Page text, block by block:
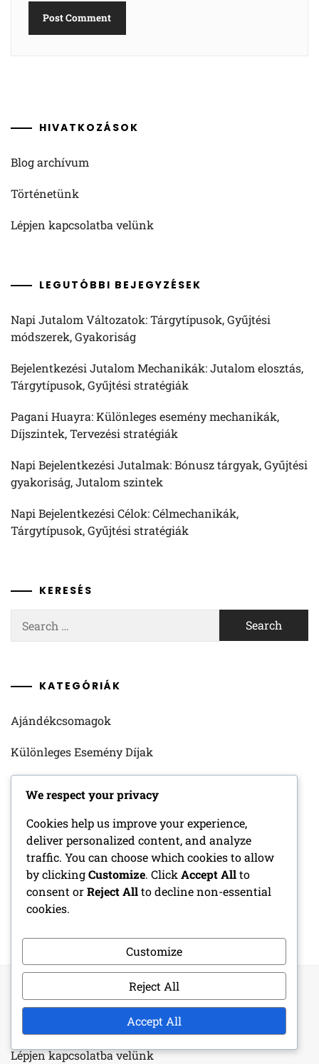
HIVATKOZÁSOK
Blog archívum
Történetünk
Lépjen kapcsolatba velünk
LEGUTÓBBI BEJEGYZÉSEK
Napi Jutalom Változatok: Tárgytípusok, Gyűjtési
módszerek, Gyakoriság
Bejelentkezési Jutalom Mechanikák: Jutalom elosztás,
Tárgytípusok, Gyűjtési stratégiák
Pagani Huayra: Különleges esemény mechanikák,
Díjszintek, Tervezési stratégiák
Napi Bejelentkezési Jutalmak: Bónusz tárgyak, Gyűjtési
gyakoriság, Jutalom szintek
Napi Bejelentkezési Célok: Célmechanikák,
Tárgytípusok, Gyűjtési stratégiák
KERESÉS
for:
KATEGÓRIÁK
Ajándékcsomagok
Különleges Esemény Díjak
ARCHÍVUM
March 2026
February 2026
JOGI INFORMÁCIÓK
Lépjen kapcsolatba velünk
We respect your privacy
Cookies help us improve your experience,
deliver personalized content, and analyze
traffic. You can choose which cookies to allow
by clickingCustomize. Click Accept Allto
consent orReject Allto decline non-essential
cookies.
Customize
Reject All
Accept All